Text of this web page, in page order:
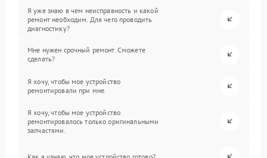
Я уже знаю в чем неисправность и какой
ремонт необходим. Для чего проводить
диагностику?
Мне нужен срочный ремонт. Сможете
сделать?
Я хочу, чтобы мое устройство
ремонтировали при мне.
Я хочу, чтобы мое устройство
ремонтировалось только оригинальными
запчастями.